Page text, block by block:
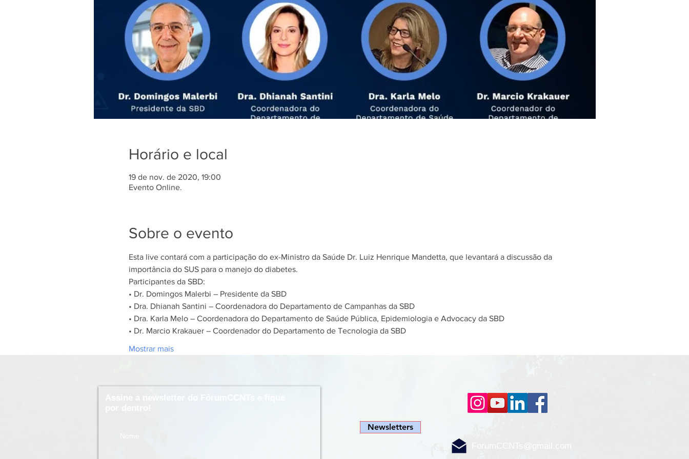
Horário e local
19 de nov. de 2020, 19:00
Evento Online.
Sobre o evento
Esta live contará com a participação do ex-Ministro da Saúde Dr. Luiz Henrique Mandetta, que levantará a discussão da
importância do SUS para o manejo do diabetes.
Participantes da SBD:
• Dr. Domingos Malerbi – Presidente da SBD
• Dra. Dhianah Santini – Coordenadora do Departamento de Campanhas da SBD
• Dra. Karla Melo – Coordenadora do Departamento de Saúde Pública, Epidemiologia e Advocacy da SBD
• Dr. Marcio Krakauer – Coordenador do Departamento de Tecnologia da SBD
Mostrar mais
Newsletters